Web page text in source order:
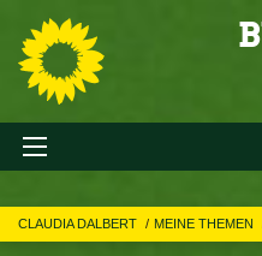
CLAUDIA DALBERT MEINE THEMEN